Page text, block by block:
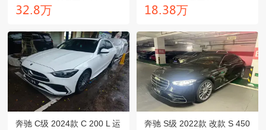
閏龥.驋万
奔驰 C级 2024款 C 200 L 运
龒驋.閏驋万
奔驰 S级 2022款 改款 S 450